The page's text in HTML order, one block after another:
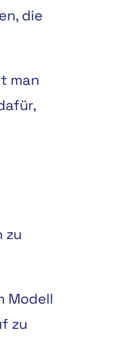
die
man
zu
Modell
zu